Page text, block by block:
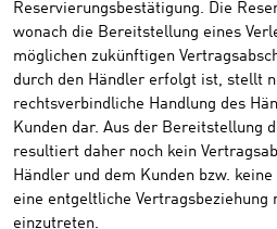
Reservierungsbestätigung. Die
wonach die Bereitstellung eines
möglichen zukünftigen
durch den Händler erfolgt ist, stellt
rechtsverbindliche Handlung des
Kunden dar. Aus der Bereitstellung
resultiert daher noch kein
Händler und dem Kunden bzw.
eine entgeltliche Vertragsbeziehung
einzutreten.